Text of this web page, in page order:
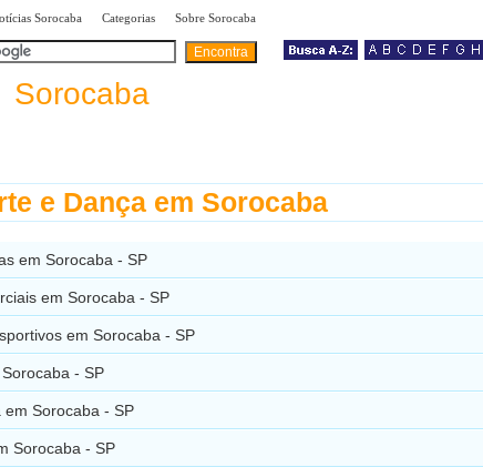
Sorocaba Categorias Sobre Sorocaba
Sorocaba
e Dança em Sorocaba
em Sorocaba - SP
em Sorocaba - SP
em Sorocaba - SP
- SP
em Sorocaba - SP
Sorocaba - SP